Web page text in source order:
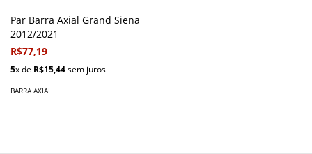
Par Barra Axial Grand Siena
2012/2021
R$77,19
5x de R$15,44sem juros
BARRA AXIAL